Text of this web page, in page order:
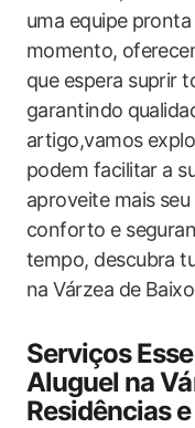
uma equipe⁢
momento,⁤
que espera suprir
garantindo
artigo,vamos
podem facilitar a
aproveite mais
‍conforto e
tempo, descubra
na Várzea ​de
Serviços
Aluguel na
Residências​